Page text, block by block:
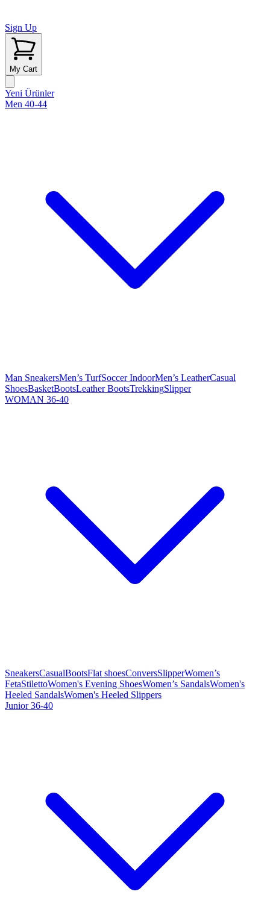
Sign Up
My Cart
Yeni Ürünler
Men 40-44
Man SneakersMen’s TurfSoccer IndoorMen’s LeatherCasual
ShoesBasketBootsLeather BootsTrekkingSlipper
WOMAN 36-40
SneakersCasualBootsFlat shoesConversSlipperWomen’s
FetaStilettoWomen's Evening ShoesWomen’s SandalsWomen's
Heeled SandalsWomen's Heeled Slippers
Junior 36-40